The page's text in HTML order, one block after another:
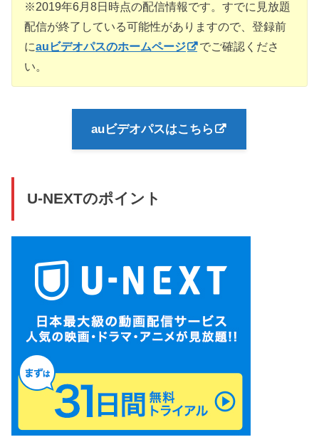
※2019年6月8日時点の配信情報です。すでに見放題
配信が終了している可能性がありますので、登録前
にauビデオパスのホームページ
でご確認くださ
い。
auビデオパスはこちら
U-NEXTのポイント